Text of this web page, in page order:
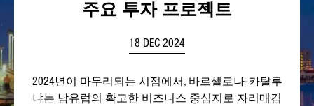
주요 투자 프로젝트
18 DEC 2024
2024년이 마무리되는 시점에서, 바르셀로나-카탈루
냐는 남유럽의 확고한 비즈니스 중심지로 자리매김